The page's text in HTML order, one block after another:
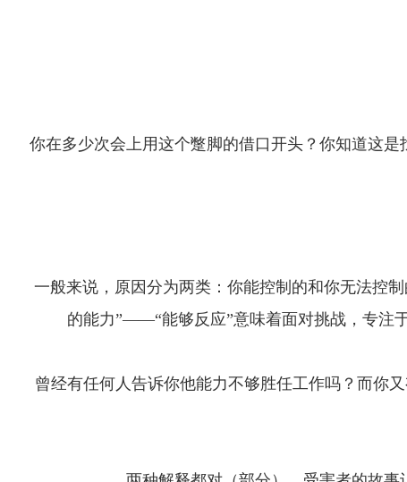
你在多少次会上用这个蹩脚的借口开头？你知道这
一般来说，原因分为两类：你能控制的和你无法控
的能力”——“能够反应”意味着面对挑战，专注
曾经有任何人告诉你他能力不够胜任工作吗？而你